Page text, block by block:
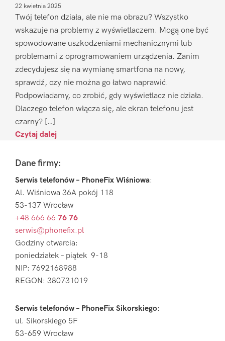
22 kwietnia 2025
Twój telefon działa, ale nie ma obrazu? Wszystko
wskazuje na problemy z wyświetlaczem. Mogą one być
spowodowane uszkodzeniami mechanicznymi lub
problemami z oprogramowaniem urządzenia. Zanim
zdecydujesz się na wymianę smartfona na nowy,
sprawdź, czy nie można go łatwo naprawić.
Podpowiadamy, co zrobić, gdy wyświetlacz nie działa.
Dlaczego telefon włącza się, ale ekran telefonu jest
czarny? […]
Czytaj dalej
FooterDane firmy:
Serwis telefonów – PhoneFix Wiśniowa:
Al. Wiśniowa 36A pokój 118
53-137 Wrocław
+48 666 66 76 76
serwis@phonefix.pl
Godziny otwarcia:
poniedziałek – piątek 9-18
NIP: 7692168988
REGON: 380731019
Serwis telefonów – PhoneFix Sikorskiego:
ul. Sikorskiego 5F
53-659 Wrocław